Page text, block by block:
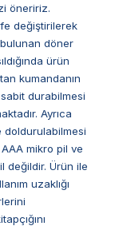
öneririz.
değiştirilerek
döner
ürün
kumandanın
durabilmesi
Ayrıca
mikro pil ve
değildir. Ürün ile
uzaklığı